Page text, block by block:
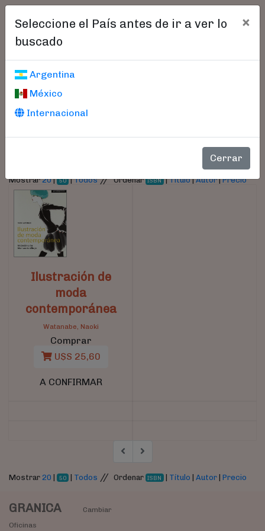
Seleccione el País antes de ir a ver lo
buscado
×
Argentina
México
Internacional
Cerrar
Libros encontrados
Parámetros
Mostrar20| 50 |Todos//Ordenar ISBN |Título|Autor|Precio
Ilustración de
moda
contemporánea
Watanabe, Naoki
Comprar
U$S 25,60
A CONFIRMAR
Mostrar 20 50 | Todos // Ordenar ISBN Título |Autor |Precio
GRANICA
Cambiar
Oficinas